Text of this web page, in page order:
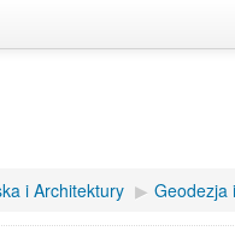
i Architektury ▶︎ Geodezja